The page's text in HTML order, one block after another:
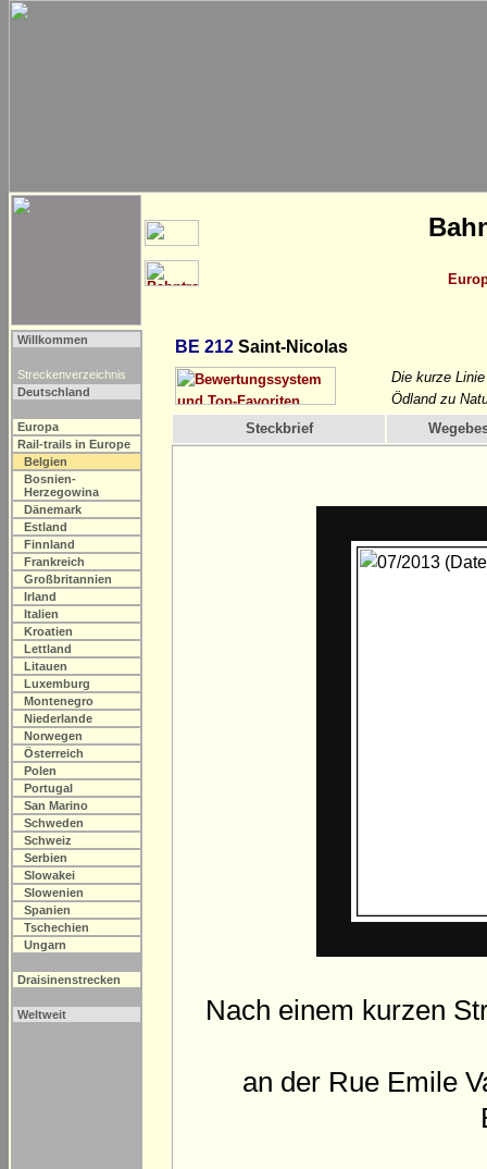
Willkommen
Streckenverzeichnis
Deutschland
Europa
Rail-trails in Europe
Belgien
Bosnien-
Herzegowina
Dänemark
Estland
Finnland
Frankreich
Großbritannien
Irland
Italien
Kroatien
Lettland
Litauen
Luxemburg
Montenegro
Niederlande
Norwegen
Österreich
Polen
Portugal
San Marino
Schweden
Schweiz
Serbien
Slowakei
Slowenien
Spanien
Tschechien
Ungarn
Draisinenstrecken
Weltweit
BE 212 Saint-Nicolas
Die kurze
Ödland zu
Steckbrief
Nach einem kurzen
an der Rue Emile